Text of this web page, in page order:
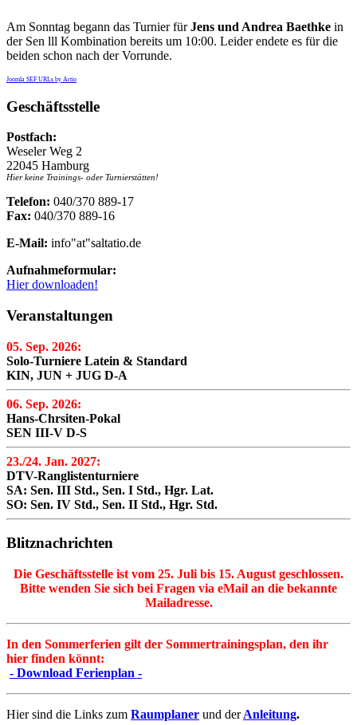
Am Sonntag begann das Turnier fürJens und Andrea Baethke in
der Sen lll Kombination bereits um 10:00. Leider endete es für die
beiden schon nach der Vorrunde.
Joomla SEF URLs by Artio
Geschäftsstelle
Postfach:
Weseler Weg 2
22045 Hamburg
Hier keine Trainings- oder Turnierstätten!
Telefon: 040/370 889-17
Fax: 040/370 889-16
E-Mail: info"at"saltatio.de
Aufnahmeformular:
Hier downloaden!
Veranstaltungen
05. Sep. 2026:
Solo-Turniere Latein & Standard
KIN, JUN + JUG D-A
06. Sep. 2026:
Hans-Chrsiten-Pokal
SEN III-V D-S
23./24. Jan. 2027:
DTV-Ranglistenturniere
SA: Sen. III Std., Sen. I Std., Hgr. Lat.
SO: Sen. IV Std., Sen. II Std., Hgr. Std.
Blitznachrichten
Die Geschäftsstelle ist vom 25. Juli bis 15. August geschlossen.
Bitte wenden Sie sich bei Fragen via eMail an die bekannte
Mailadresse.
In den Sommerferien gilt der Sommertrainingsplan, den ihr
hier finden könnt:
- Download Ferienplan -
Hier sind die Links zum Raumplaner und der Anleitung.